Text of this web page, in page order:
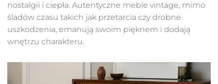
nostalgii i ciepła. Autentyczne meble vintage, mimo
śladów czasu takich jak przetarcia czy drobne
uszkodzenia, emanują swoim pięknem i dodają
wnętrzu charakteru.